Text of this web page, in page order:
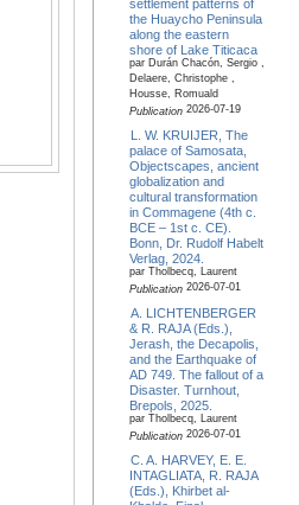
the Huaycho Peninsula
along the eastern
shore of Lake Titicaca
par Durán Chacón, Sergio ,
Delaere, Christophe ,
Housse, Romuald
Publication2026-07-19
L. W. KRUIJER, The
palace of Samosata,
Objectscapes, ancient
globalization and
cultural transformation
in Commagene (4th c.
BCE – 1st c. CE).
Bonn, Dr. Rudolf Habelt
Verlag, 2024.
par Tholbecq, Laurent
Publication2026-07-01
A. LICHTENBERGER
& R. RAJA (Eds.),
Jerash, the Decapolis,
and the Earthquake of
AD 749. The fallout of a
Disaster. Turnhout,
Brepols, 2025.
par Tholbecq, Laurent
Publication2026-07-01
C. A. HARVEY, E. E.
INTAGLIATA, R. RAJA
(Eds.), Khirbet al-